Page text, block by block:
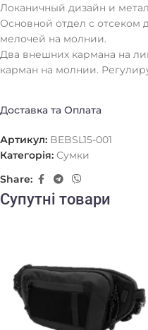
Локаничный дизайн и
Основной отдел с отсеком
мелочей на молнии.
Два внешних кармана на
карман на молнии.
Доставка та Оплата
Артикул: BEBSL15-001
Категорія: Сумки
Share:
Супутні товари